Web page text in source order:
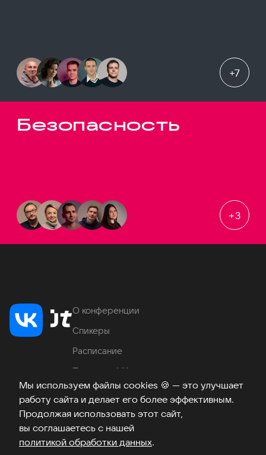
Мы используем файлы cookies 🍪 — это улучшает
работу сайта и делает его более эффективным.
Продолжая использовать этот сайт,
вы соглашаетесь с нашей
политикой обработки данных.
+7
Безопасность
+3
О конференции
Спикеры
Расписание
Продукты VK
Место проведения
Часто задаваемые вопросы
ТелеграмВКонтакте
Хабр